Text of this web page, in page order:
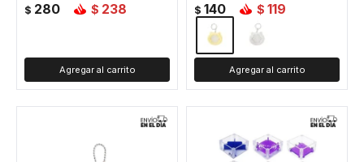
$ 280 $ 238 $ 140 $ 119